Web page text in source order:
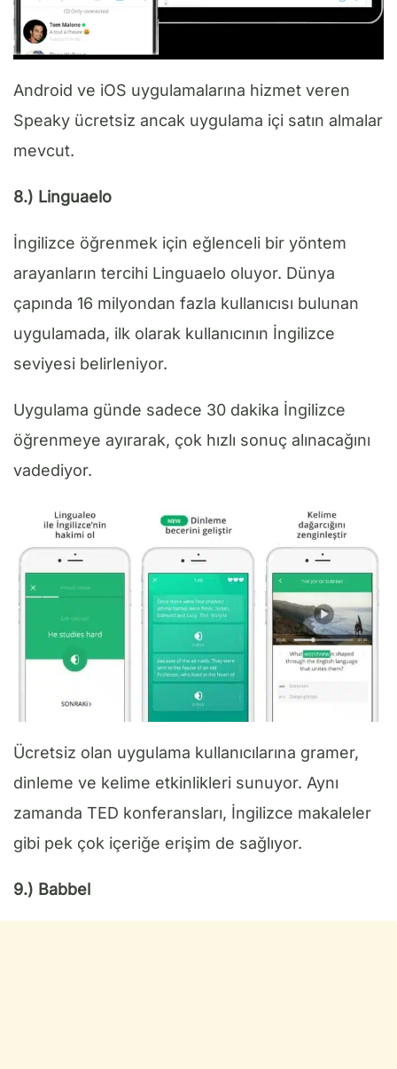
Android ve iOS uygulamalarına hizmet veren
Speaky ücretsiz ancak uygulama içi satın almalar
mevcut.
8.) Linguaelo
İngilizce öğrenmek için eğlenceli bir yöntem
arayanların tercihi Linguaelo oluyor. Dünya
çapında 16 milyondan fazla kullanıcısı bulunan
uygulamada, ilk olarak kullanıcının İngilizce
seviyesi belirleniyor.
Uygulama günde sadece 30 dakika İngilizce
öğrenmeye ayırarak, çok hızlı sonuç alınacağını
vadediyor.
Ücretsiz olan uygulama kullanıcılarına gramer,
dinleme ve kelime etkinlikleri sunuyor. Aynı
zamanda TED konferansları, İngilizce makaleler
gibi pek çok içeriğe erişim de sağlıyor.
9.) Babbel